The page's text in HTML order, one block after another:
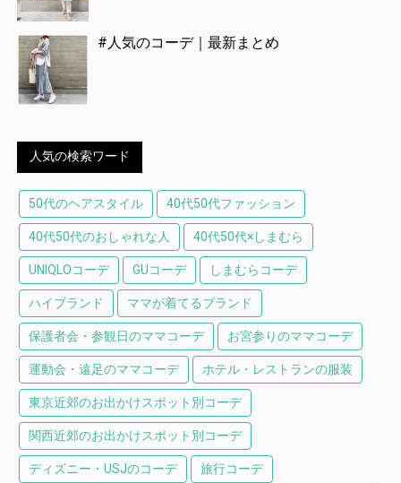
#人気のコーデ｜最新まとめ
人気の検索ワード
50代のヘアスタイル 40代50代ファッション
40代50代のおしゃれな人 40代50代×しまむら
UNIQLOコーデ GUコーデ しまむらコーデ
ハイブランド ママが着てるブランド
保護者会・参観日のママコーデ お宮参りのママコーデ
運動会・遠足のママコーデ ホテル・レストランの服装
東京近郊のお出かけスポット別コーデ
関西近郊のお出かけスポット別コーデ
ディズニー・USJのコーデ 旅行コーデ